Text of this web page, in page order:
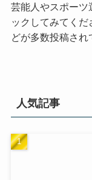
芸能人やスポーツ
ックしてみてく
どが多数投稿され
人気記事